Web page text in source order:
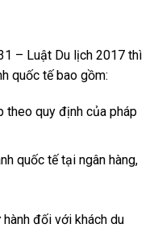
– Luật Du lịch 2017 thì
quốc tế bao gồm:
theo quy định của pháp
quốc tế tại ngân hàng,
đối với khách du